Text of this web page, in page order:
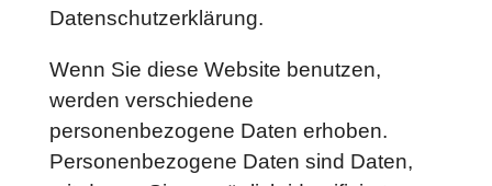
Datenschutzerklärung.
Wenn Sie diese Website benutzen,
werden verschiedene
personenbezogene Daten erhoben.
Personenbezogene Daten sind Daten,